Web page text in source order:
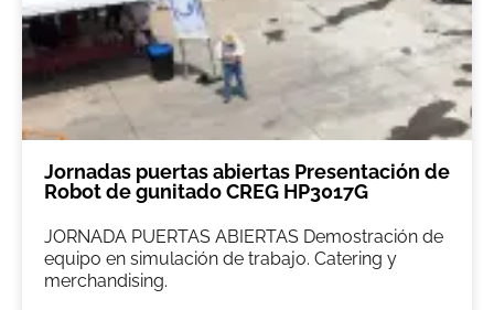
Jornadas puertas abiertas Presentación de
Robot de gunitado CREG HP3017G
JORNADA PUERTAS ABIERTAS Demostración de
equipo en simulación de trabajo. Catering y
merchandising.